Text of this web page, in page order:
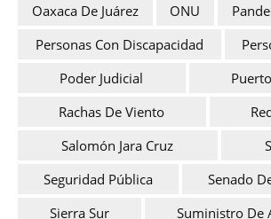
Oaxaca De Juárez
ONU
Personas Con Discapacidad
Poder Judicial
Rachas De Viento
Salomón Jara Cruz
Seguridad Pública
Senado
Sierra Sur
Suministro De